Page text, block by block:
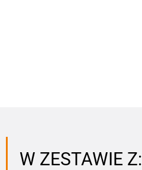
W ZESTAWIE Z: